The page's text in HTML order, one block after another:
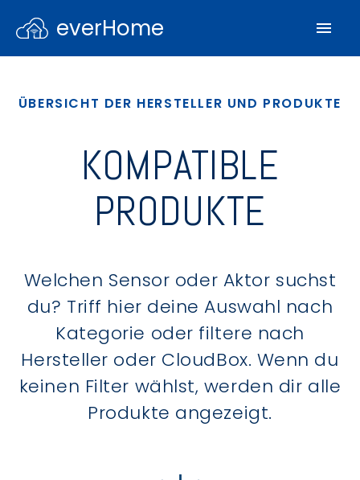
everHome
ÜBERSICHT DER HERSTELLER UND PRODUKTE
KOMPATIBLE
PRODUKTE
Welchen Sensor oder Aktor suchst
du? Triff hier deine Auswahl nach
Kategorie oder filtere nach
Hersteller oder CloudBox. Wenn du
keinen Filter wählst, werden dir alle
Produkte angezeigt.